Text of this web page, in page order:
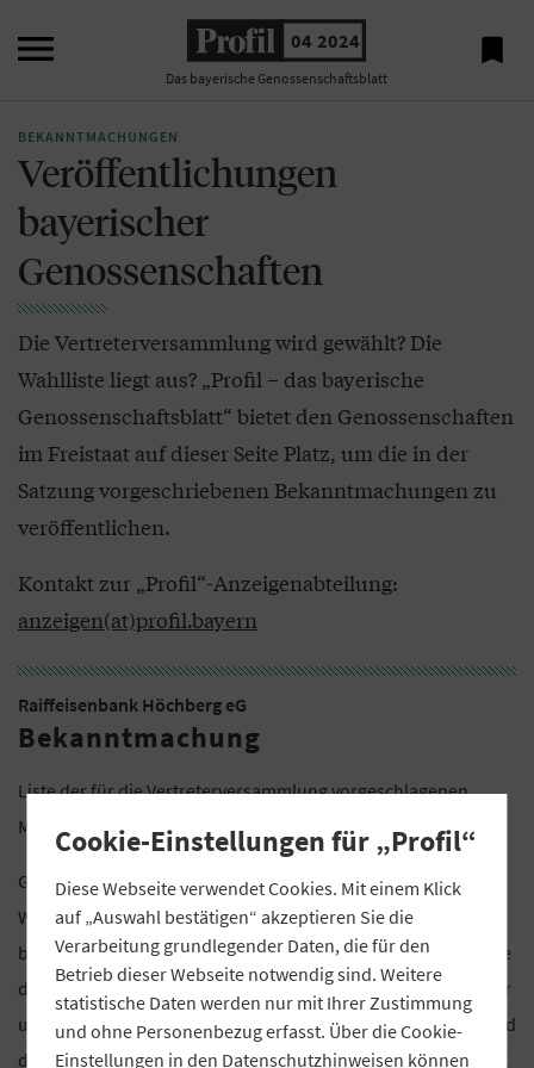
 04 2024
Das bayerische Genossenschaftsblatt

BEKANNTMACHUNGEN
Veröffentlichungen
bayerischer
Genossenschaften
Die Vertreterversammlung wird gewählt? Die
Wahlliste liegt aus? „Profil – das bayerische
Genossenschaftsblatt“ bietet den Genossenschaften
im Freistaat auf dieser Seite Platz, um die in der
Satzung vorgeschriebenen Bekanntmachungen zu
veröffentlichen.
Kontakt zur „Profil“-Anzeigenabteilung:
anzeigen(at)profil.bayern
Raiffeisenbank Höchberg eG
Bekanntmachung
Liste der für die Vertreterversammlung vorgeschlagenen
Mitglieder und Ersatzvertreter liegt zur Einsicht auf
Gemäß § 26 e der Satzung in Verbindung mit § 4 der
Wahlordnung zur Vertreterversammlung geben wir hiermit
bekannt, dass die durch den Wahlausschuss aufgestellte Liste
der für die Vertreterversammlung vorgeschlagenen Mitglieder
und Ersatzvertreter vom 15. Mai 2024 bis 30. Mai 2024 während
der Schalteröffnungszeiten in den Geschäftsstellen Höchberg
Cookie-Einstellungen für „Profil“
Diese Webseite verwendet Cookies. Mit einem Klick
auf „Auswahl bestätigen“ akzeptieren Sie die
Verarbeitung grundlegender Daten, die für den
Betrieb dieser Webseite notwendig sind. Weitere
statistische Daten werden nur mit Ihrer Zustimmung
und ohne Personenbezug erfasst. Über die Cookie-
Einstellungen in den Datenschutzhinweisen können